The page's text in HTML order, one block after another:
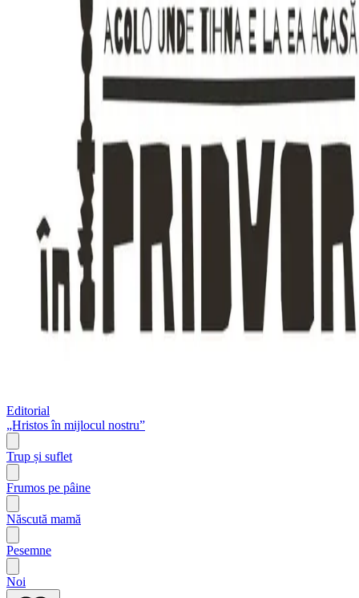
Editorial
„Hristos în mijlocul nostru”
Trup și suflet
Frumos pe pâine
Născută mamă
Pesemne
Noi